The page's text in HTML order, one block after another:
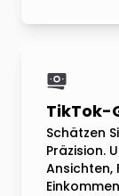
TikTok-
Schätzen
Präzision.
Ansichten,